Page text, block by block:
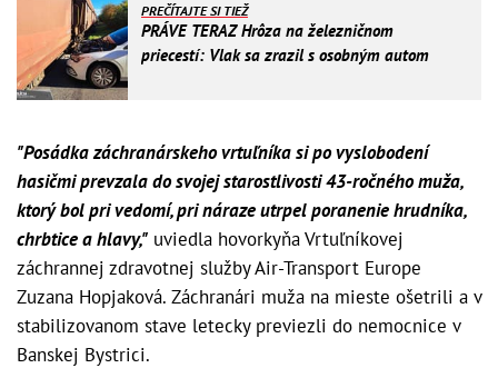
PREČÍTAJTE SI TIEŽ
PRÁVE TERAZ Hrôza na železničnom
priecestí: Vlak sa zrazil s osobným autom
"Posádka záchranárskeho vrtuľníka si po vyslobodení
hasičmi prevzala do svojej starostlivosti 43-ročného muža,
ktorý bol pri vedomí, pri náraze utrpel poranenie hrudníka,
chrbtice a hlavy," uviedla hovorkyňa Vrtuľníkovej
záchrannej zdravotnej služby Air-Transport Europe
Zuzana Hopjaková. Záchranári muža na mieste ošetrili a v
stabilizovanom stave letecky previezli do nemocnice v
Banskej Bystrici.